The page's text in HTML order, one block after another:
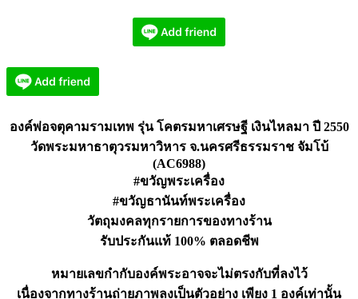
เงิน
ไหล
(AC6988)
องค์พ่อจตุคามรามเทพ รุ่น โคตรมหาเศรษฐี เงินไหลมา ปี 2550
วัดพระมหาธาตุวรมหาวิหาร จ.นครศรีธรรมราช จัมโบ้
(AC6988)
#ขวัญพระเครื่อง
#ขวัญธานันท์พระเครื่อง
วัตถุมงคลทุกรายการของทางร้าน
รับประกันแท้ 100% ตลอดชีพ
หมายเลขกำกับองค์พระอาจจะไม่ตรงกับที่ลงไว้
เนื่องจากทางร้านถ่ายภาพลงเป็นตัวอย่าง เพียง 1 องค์เท่านั้น